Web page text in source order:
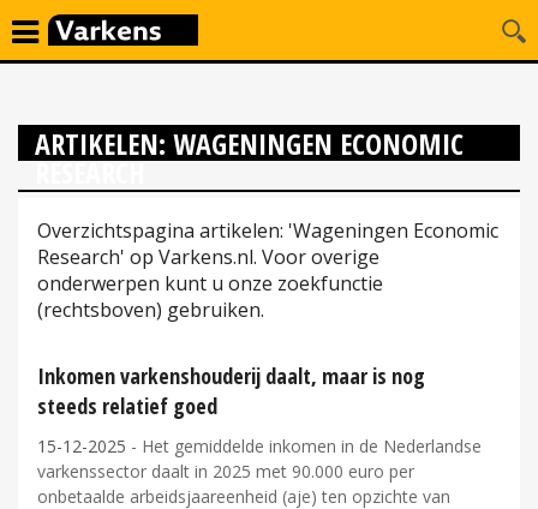
ARTIKELEN: WAGENINGEN ECONOMIC
RESEARCH
Overzichtspagina artikelen: 'Wageningen Economic
Research' op Varkens.nl. Voor overige
onderwerpen kunt u onze zoekfunctie
(rechtsboven) gebruiken.
Inkomen varkenshouderij daalt, maar is nog
steeds relatief goed
15-12-2025 - Het gemiddelde inkomen in de Nederlandse
varkenssector daalt in 2025 met 90.000 euro per
onbetaalde arbeidsjaareenheid (aje) ten opzichte van